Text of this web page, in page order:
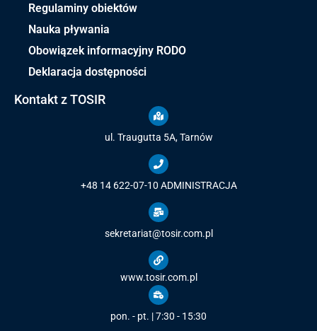
Regulaminy obiektów
Nauka pływania
Obowiązek informacyjny RODO
Deklaracja dostępności
Kontakt z TOSIR
ul. Traugutta 5A, Tarnów
+48 14 622-07-10 ADMINISTRACJA
sekretariat@tosir.com.pl
www.tosir.com.pl
pon. - pt. | 7:30 - 15:30